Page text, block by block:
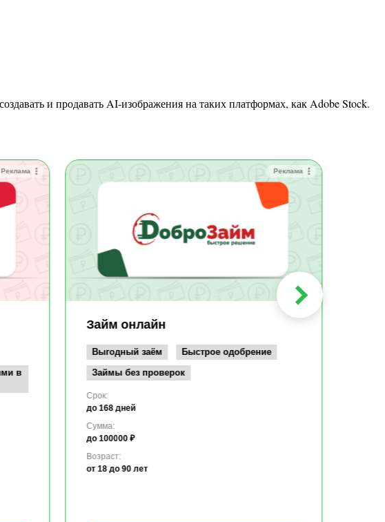
Реклама
в
Реклама
Займ онлайн
Выгодный заём
Быстрое одобрение
Займы без проверок
Срок:
до 168 дней
Сумма:
до 100000 ₽
Возраст:
от 18 до 90 лет